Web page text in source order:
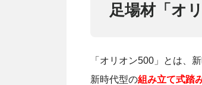
足場材「オ
「オリオン500」とは、
新時代型の組み立て式踏